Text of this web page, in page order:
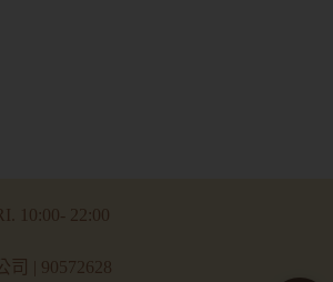
10:00- 22:00
司 | 90572628